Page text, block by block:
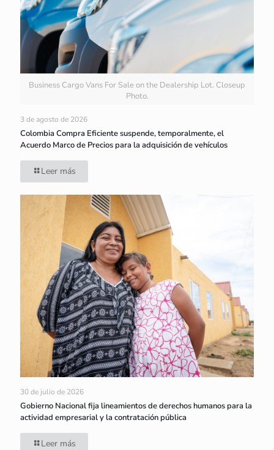
Business Cargo Vans For Sale on the Dealership Lot. Closeup
Photo.
3 de agosto de 2026
Colombia Compra Eficiente suspende, temporalmente, el
Acuerdo Marco de Precios para la adquisición de vehículos
Leer más
30 de julio de 2026
Gobierno Nacional fija lineamientos de derechos humanos para la
actividad empresarial y la contratación pública
Leer más